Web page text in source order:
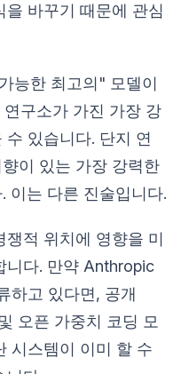
바꾸기 때문에 관심
능한 최고의" 모델이
구소가 가진 가장 강
있습니다. 단지 연
이 있는 가장 강력한
이는 다른 진술입니다.
적 위치에 영향을 미
니다. 만약 Anthropic
하고 있다면, 공개
오픈 가중치 코딩 모
시스템이 이미 할 수